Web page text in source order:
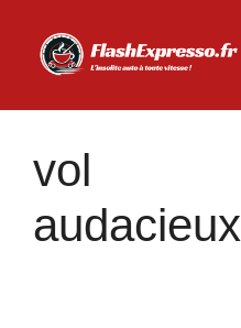
contenu
vol
audacieux